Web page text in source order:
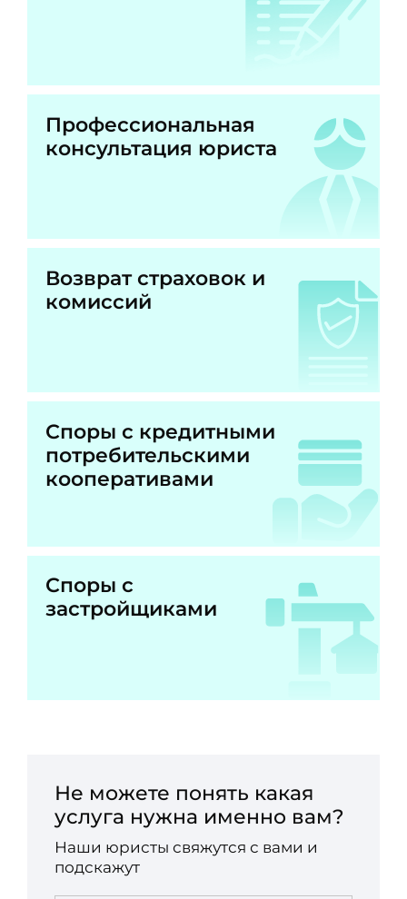
Профессиональная
консультация юриста
Возврат страховок и
комиссий
Споры с кредитными
потребительскими
кооперативами
Споры с
застройщиками
Не можете понять какая
услуга нужна именно вам?
Наши юристы свяжутся с вами и
подскажут